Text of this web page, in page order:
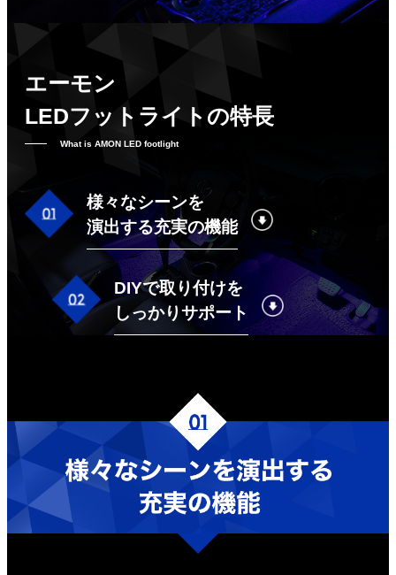
エーモン
LEDフットライトの特長
What is AMON LED footlight
様々なシーンを
演出する充実の機能
DIYで取り付けを
しっかりサポート